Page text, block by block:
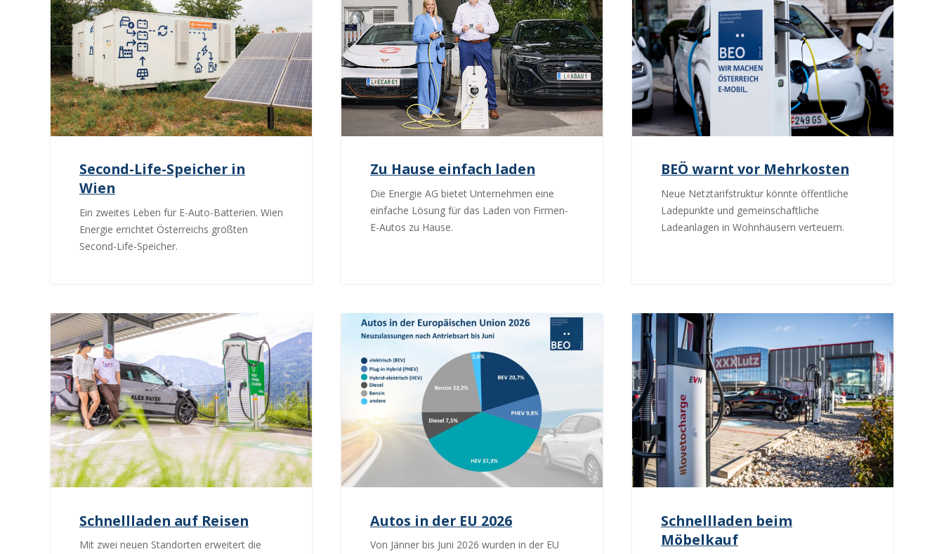
Second-Life-Speicher in
Wien
Ein zweites Leben für E-Auto-Batterien. Wien
Energie errichtet Österreichs größten
Second-Life-Speicher.
Zu Hause einfach laden
Die Energie AG bietet Unternehmen eine
einfache Lösung für das Laden von Firmen-
E-Autos zu Hause.
BEÖ warnt vor Mehrkosten
Neue Netztarifstruktur könnte öffentliche
Ladepunkte und gemeinschaftliche
Ladeanlagen in Wohnhäusern verteuern.
Schnellladen auf Reisen
Mit zwei neuen Standorten erweitert die
Autos in der EU 2026
Von Jänner bis Juni 2026 wurden in der EU
Schnellladen beim
Möbelkauf